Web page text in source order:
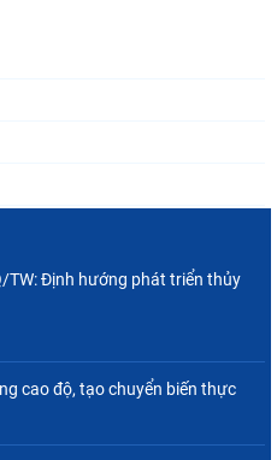
giảm, giá cá rô phi Trung Quốc
TW: Định hướng phát triển thủy
cao độ, tạo chuyển biến thực